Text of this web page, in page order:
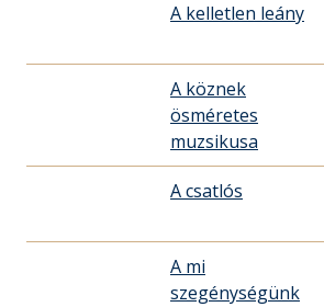
A kelletlen leány
A köznek
ösméretes
muzsikusa
A csatlós
A mi
szegénységünk